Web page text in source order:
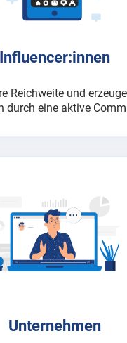
Influencer:innen
Reichweite und
durch eine aktive
Unternehmen